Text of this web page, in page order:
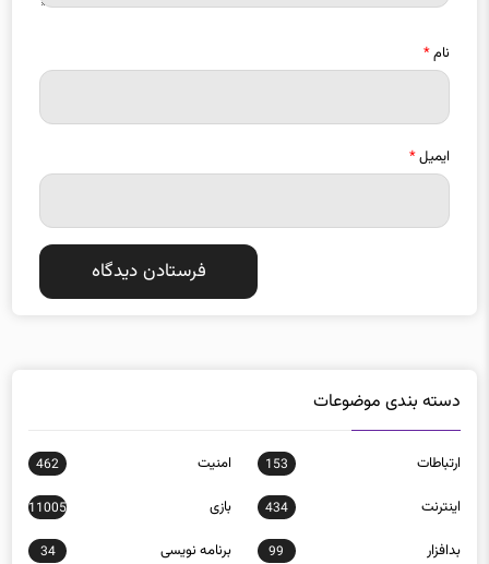
نام*
ایمیل*
دسته بندی موضوعات
ارتباطات 153 امنيت 462
اينترنت 434 بازی 11005
بدافزار 99 برنامه نويسی 34